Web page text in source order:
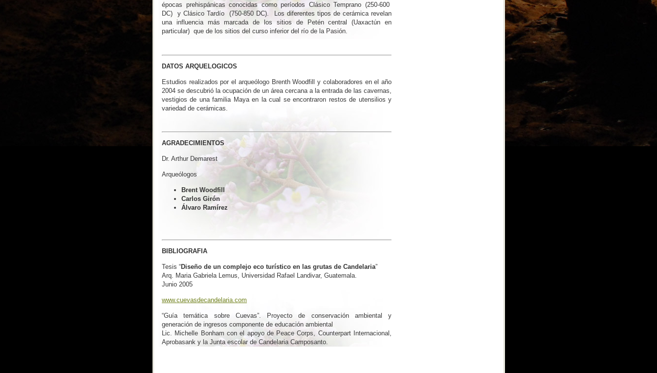
épocas prehispánicas conocidas como períodos Clásico Temprano (250-600
DC) y Clásico Tardío (750-850 DC). Los diferentes tipos de cerámica revelan
una influencia más marcada de los sitios de Petén central (Uaxactún en
particular) que de los sitios del curso inferior del río de la Pasión.
DATOS ARQUELOGICOS
Estudios realizados por el arqueólogo Brenth Woodfill y colaboradores en el año
2004 se descubrió la ocupación de un área cercana a la entrada de las cavernas,
vestigios de una familia Maya en la cual se encontraron restos de utensilios y
variedad de cerámicas.
AGRADECIMIENTOS
Dr. Arthur Demarest
Arqueólogos
Brent Woodfill
Carlos Girón
Álvaro Ramírez
BIBLIOGRAFIA
Tesis “Diseño de un complejo eco turístico en las grutas de Candelaria”
Arq. Maria Gabriela Lemus, Universidad Rafael Landivar, Guatemala.
Junio 2005
www.cuevasdecandelaria.com
“Guía temática sobre Cuevas”. Proyecto de conservación ambiental y
generación de ingresos componente de educación ambiental
Lic. Michelle Bonham con el apoyo de Peace Corps, Counterpart Internacional,
Aprobasank y la Junta escolar de Candelaria Camposanto.